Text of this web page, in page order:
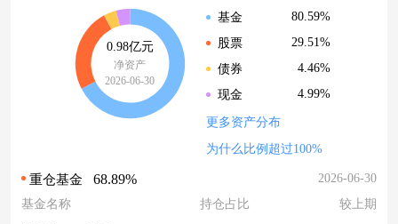
0.98亿元
净资产
2026-06-30
基金
80.59%
股票
29.51%
债券
4.46%
现金
4.99%
更多资产分布
为什么比例超过100%
重仓基金 68.89%
2026-06-30
基金名称
持仓占比 较上期